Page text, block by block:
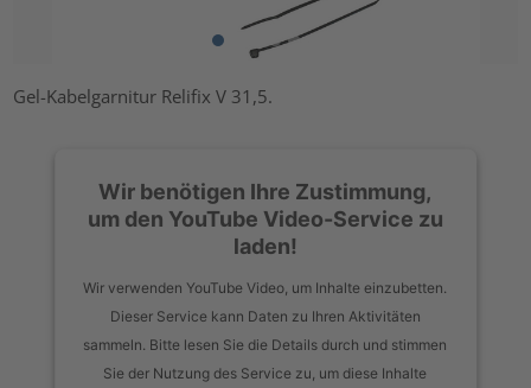
Gel-Kabelgarnitur Relifix V 31,5.
Wir benötigen Ihre Zustimmung,
um den YouTube Video-Service zu
laden!
Wir verwenden YouTube Video, um Inhalte einzubetten.
Dieser Service kann Daten zu Ihren Aktivitäten
sammeln. Bitte lesen Sie die Details durch und stimmen
Sie der Nutzung des Service zu, um diese Inhalte